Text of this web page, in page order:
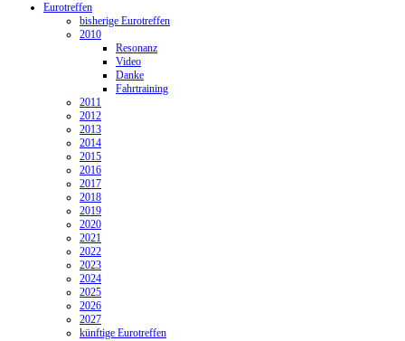
Eurotreffen
bisherige Eurotreffen
2010
Resonanz
Video
Danke
Fahrtraining
2011
2012
2013
2014
2015
2016
2017
2018
2019
2020
2021
2022
2023
2024
2025
2026
2027
künftige Eurotreffen